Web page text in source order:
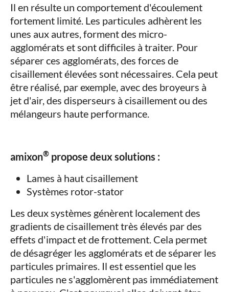
Il en résulte un comportement d'écoulement
fortement limité. Les particules adhèrent les
unes aux autres, forment des micro-
agglomérats et sont difficiles à traiter. Pour
séparer ces agglomérats, des forces de
cisaillement élevées sont nécessaires. Cela peut
être réalisé, par exemple, avec des broyeurs à
jet d'air, des disperseurs à cisaillement ou des
mélangeurs haute performance.
amixon® propose deux solutions :
Lames à haut cisaillement
Systèmes rotor-stator
Les deux systèmes génèrent localement des
gradients de cisaillement très élevés par des
effets d'impact et de frottement. Cela permet
de désagréger les agglomérats et de séparer les
particules primaires. Il est essentiel que les
particules ne s'agglomèrent pas immédiatement